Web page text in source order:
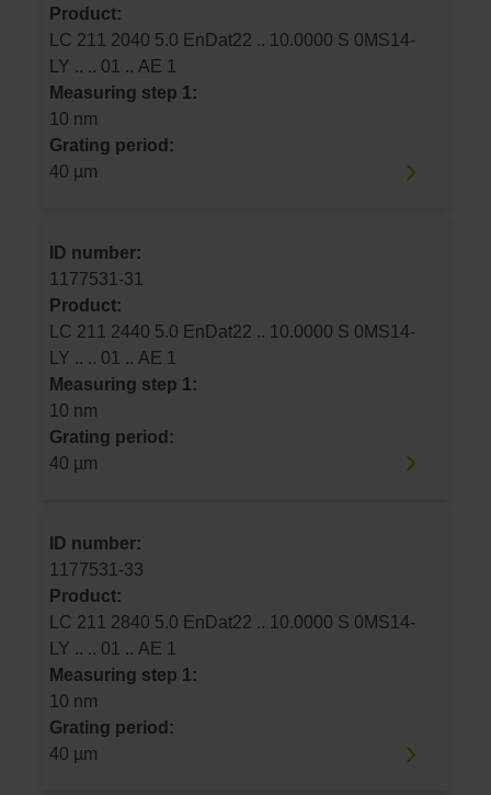
Product:
LC 211 2040 5.0 EnDat22 .. 10.0000 S 0MS14-
LY .. .. 01 .. AE 1
Measuring step 1:
10 nm
Grating period:
40 µm
ID number:
1177531-31
Product:
LC 211 2440 5.0 EnDat22 .. 10.0000 S 0MS14-
LY .. .. 01 .. AE 1
Measuring step 1:
10 nm
Grating period:
40 µm
ID number:
1177531-33
Product:
LC 211 2840 5.0 EnDat22 .. 10.0000 S 0MS14-
LY .. .. 01 .. AE 1
Measuring step 1:
10 nm
Grating period:
40 µm